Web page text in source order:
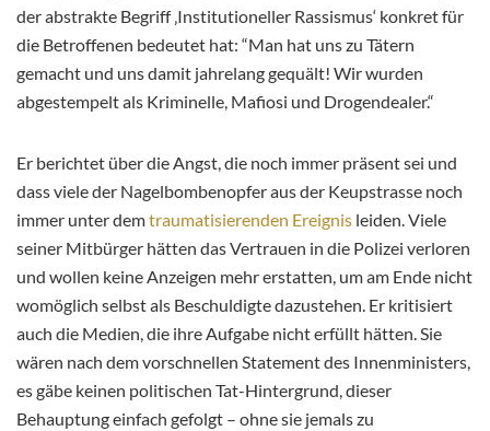
der abstrakte Begriff ‚Institutioneller Rassismus‘ konkret für
die Betroffenen bedeutet hat: “Man hat uns zu Tätern
gemacht und uns damit jahrelang gequält! Wir wurden
abgestempelt als Kriminelle, Mafiosi und Drogendealer.“
Er berichtet über die Angst, die noch immer präsent sei und
dass viele der Nagelbombenopfer aus der Keupstrasse noch
immer unter demtraumatisierenden Ereignis leiden. Viele
seiner Mitbürger hätten das Vertrauen in die Polizei verloren
und wollen keine Anzeigen mehr erstatten, um am Ende nicht
womöglich selbst als Beschuldigte dazustehen. Er kritisiert
auch die Medien, die ihre Aufgabe nicht erfüllt hätten. Sie
wären nach dem vorschnellen Statement des Innenministers,
es gäbe keinen politischen Tat-Hintergrund, dieser
Behauptung einfach gefolgt – ohne sie jemals zu